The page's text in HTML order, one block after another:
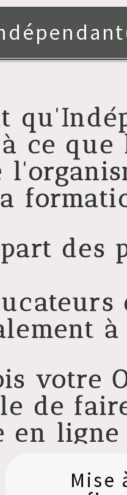
vos
)
ce que
des
votre
de
en
Mise